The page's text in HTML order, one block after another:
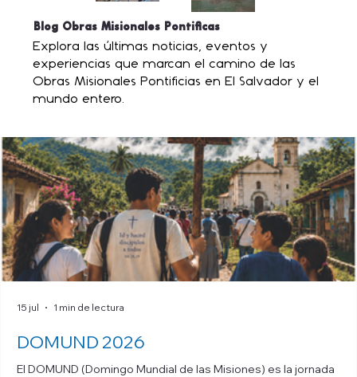
Blog Obras Misionales Pontificas
Explora las últimas noticias, eventos y
experiencias que marcan el camino de las
Obras Misionales Pontificias en El Salvador y el
mundo entero.
DOMUND 2026
El DOMUND (Domingo Mundial de las Misiones) es la jornada
15 jul 1 min de lectura